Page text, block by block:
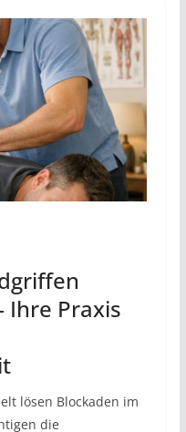
Ihre Praxis
lösen Blockaden im
die